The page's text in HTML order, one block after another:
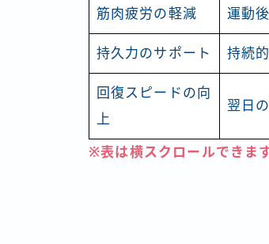
筋肉疲労の軽減 運動
持久力のサポート 持続
回復スピードの向
上
翌日
※表は横スクロールできま